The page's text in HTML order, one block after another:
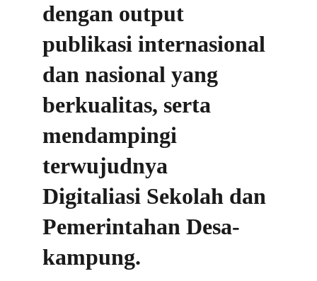
dengan output
publikasi internasional
dan nasional yang
berkualitas, serta
mendampingi
terwujudnya
Digitaliasi Sekolah dan
Pemerintahan Desa-
kampung.